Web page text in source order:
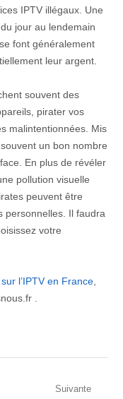
IPTV illégaux. Une
jour au lendemain
font généralement
leur argent.
souvent des
pirater vos
malintentionnées. Mis
un bon nombre
En plus de révéler
pollution visuelle
peuvent être
personnelles. Il faudra
votre
l’IPTV en France,
.
Suivante